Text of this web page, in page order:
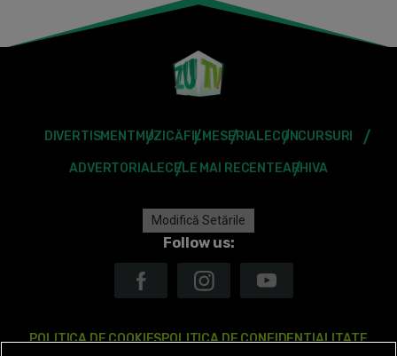
DIVERTISMENT MUZICĂFILMESERIALECONCURSURI
ADVERTORIALECELE MAI RECENTEARHIVA
Modifică Setările
Follow us:
POLITICA DE COOKIESPOLITICA DE CONFIDENTIALITATE